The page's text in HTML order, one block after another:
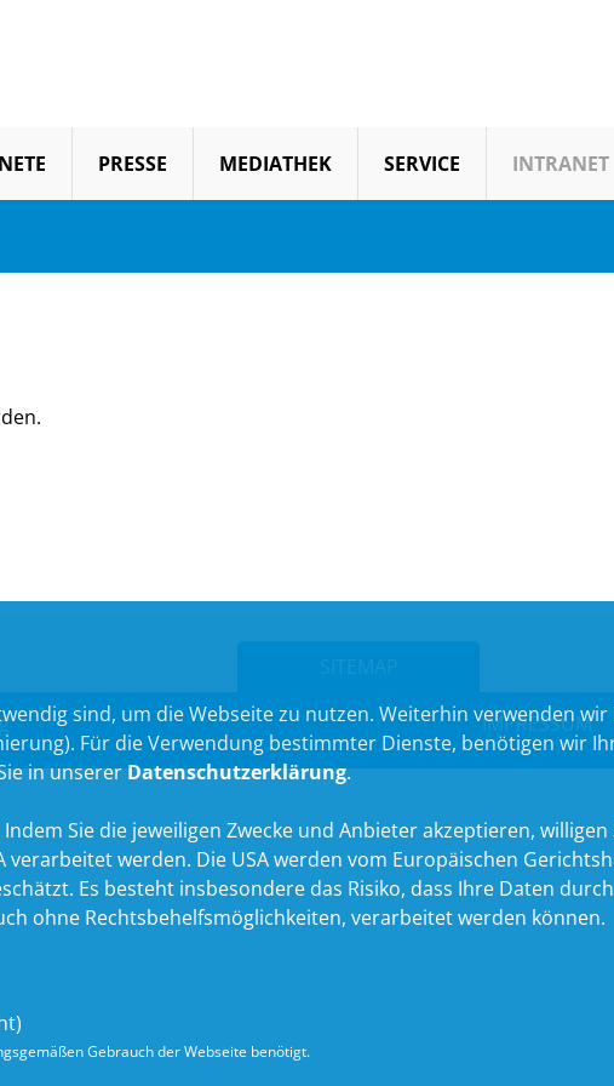
PRESSE MEDIATHEK SERVICE INTRANET
SITEMAP
IMPRESSUM
sind, um die Webseite zu nutzen. Weiterhin verwenden
Für die Verwendung bestimmter Dienste, benötigen wir
in unsererDatenschutzerklärung.
Indem Sie die jeweiligen Zwecke und Anbieter akzeptieren, willigen
verarbeitet werden. Die USA werden vom Europäischen
Es besteht insbesondere das Risiko, dass Ihre Daten
ohne Rechtsbehelfsmöglichkeiten, verarbeitet werden können.
)
Gebrauch der Webseite benötigt.